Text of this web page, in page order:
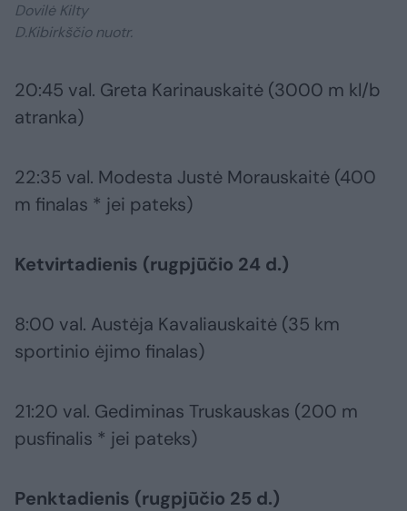
Dovilė Kilty
D.Kibirkščio nuotr.
20:45 val. Greta Karinauskaitė (3000 m kl/b
atranka)
22:35 val. Modesta Justė Morauskaitė (400
m finalas * jei pateks)
Ketvirtadienis (rugpjūčio 24 d.)
8:00 val. Austėja Kavaliauskaitė (35 km
sportinio ėjimo finalas)
21:20 val. Gediminas Truskauskas (200 m
pusfinalis * jei pateks)
Penktadienis (rugpjūčio 25 d.)